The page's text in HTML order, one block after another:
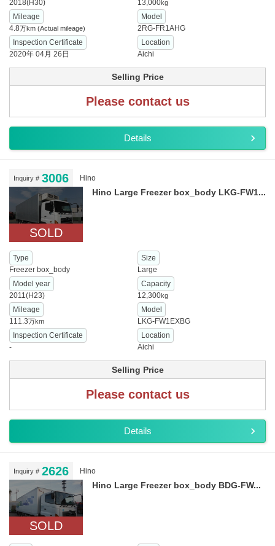
2018(H30) 13,000kg
Mileage
4.8万km (Actual mileage)
Model
2RG-FR1AHG
Inspection Certificate
2020年 04月 26日
Location
Aichi
Selling Price
Please contact us
Details
Inquiry # 3006 Hino
SOLD
Hino Large Freezer box_body LKG-FW1...
Type
Freezer box_body
Size
Large
Model year
2011(H23)
Capacity
12,300kg
Mileage
111.3万km
Model
LKG-FW1EXBG
Inspection Certificate
-
Location
Aichi
Selling Price
Please contact us
Details
Inquiry # 2626 Hino
SOLD
Hino Large Freezer box_body BDG-FW...